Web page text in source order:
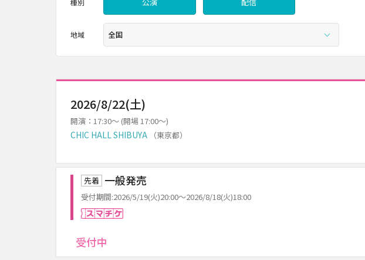
種別
地域
2026/8/22(土)
開演：17:30～ (開場 17:00～)
CHIC HALL SHIBUYA （東京都）
先着 一般発売
受付期間:2026/5/19(火)20:00～2026/8/18(火)18:00
受付中